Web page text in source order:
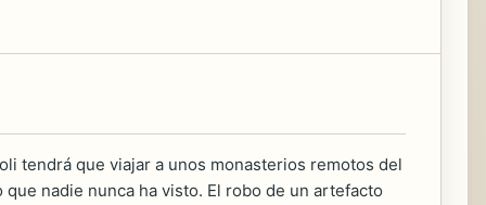
tendrá que viajar a unos monasterios remotos del
nadie nunca ha visto. El robo de un artefacto